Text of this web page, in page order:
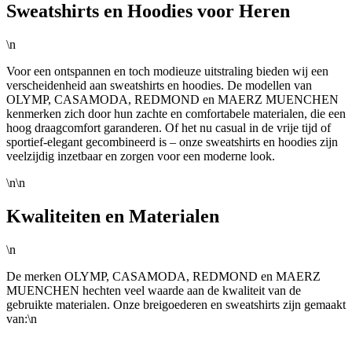
Sweatshirts en Hoodies voor Heren
\n
Voor een ontspannen en toch modieuze uitstraling bieden wij een
verscheidenheid aan sweatshirts en hoodies. De modellen van
OLYMP, CASAMODA, REDMOND en MAERZ MUENCHEN
kenmerken zich door hun zachte en comfortabele materialen, die een
hoog draagcomfort garanderen. Of het nu casual in de vrije tijd of
sportief-elegant gecombineerd is – onze sweatshirts en hoodies zijn
veelzijdig inzetbaar en zorgen voor een moderne look.
\n\n
Kwaliteiten en Materialen
\n
De merken OLYMP, CASAMODA, REDMOND en MAERZ
MUENCHEN hechten veel waarde aan de kwaliteit van de
gebruikte materialen. Onze breigoederen en sweatshirts zijn gemaakt
van:\n